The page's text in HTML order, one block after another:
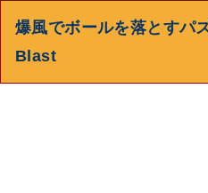
爆風でボールを落とすパ
Blast